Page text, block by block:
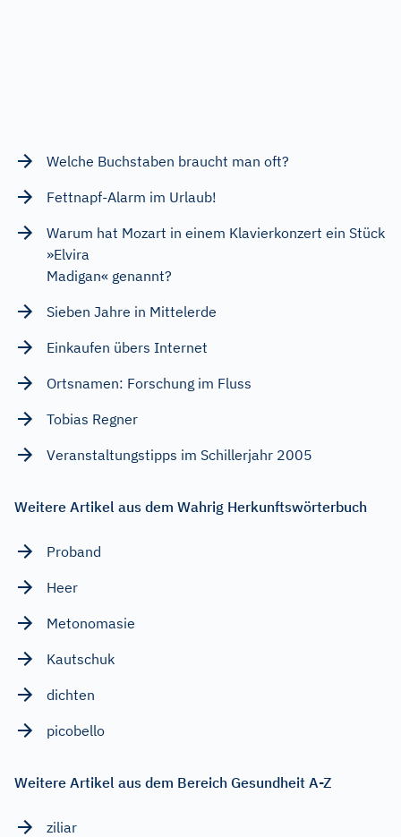
Welche Buchstaben braucht man oft?
Fettnapf-Alarm im Urlaub!
Warum hat Mozart in einem Klavierkonzert ein Stück
»Elvira
Madigan« genannt?
Sieben Jahre in Mittelerde
Einkaufen übers Internet
Ortsnamen: Forschung im Fluss
Tobias Regner
Veranstaltungstipps im Schillerjahr 2005
Weitere Artikel aus dem Wahrig Herkunftswörterbuch
Proband
Heer
Metonomasie
Kautschuk
dichten
picobello
Weitere Artikel aus dem Bereich Gesundheit A-Z
ziliar